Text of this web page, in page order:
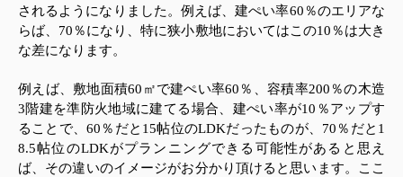
されるようになりました。例えば、建ぺい率60 ％のエリアな
らば、 70 ％になり、特に狭小敷地においてはこの10 ％は大き
な差になります。
例えば、敷地面積60 ㎡で建ぺい率60 ％、容積率200 ％の木造
3階建を準防火地域に建てる場合、建ぺい率が10 ％アップす
ることで、60 ％だと 15帖位のLDKだったものが、 70 ％だと 1
8.5帖位のLDKがプランニングできる可能性があると思え
ば、その違いのイメージがお分かり頂けると思います。ここ